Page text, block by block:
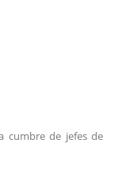
cumbre de jefes de